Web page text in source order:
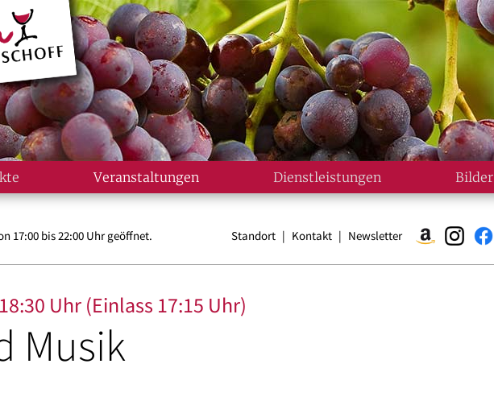
Veranstaltungen Dienstleistungen Bilder
17:00 bis 22:00 Uhr geöffnet. Standort | Kontakt | Newsletter
Uhr (Einlass 17:15 Uhr)
Musik